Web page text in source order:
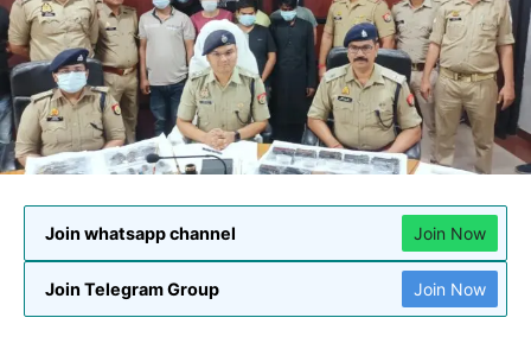
Join whatsapp channel Join Now
Join Telegram Group Join Now